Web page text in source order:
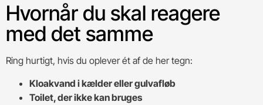
Hvornår du skal reagere
med det samme
Ring hurtigt, hvis du oplever ét af de her tegn:
Kloakvand i kælder eller gulvafløb
Toilet, der ikke kan bruges